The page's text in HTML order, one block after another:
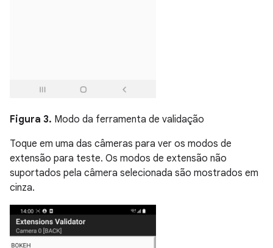
Figura 3. Modo da ferramenta de validação
Toque em uma das câmeras para ver os modos de
extensão para teste. Os modos de extensão não
suportados pela câmera selecionada são mostrados em
cinza.